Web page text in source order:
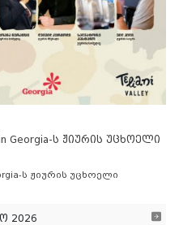
in Georgia-ს ჟიურის უცხოელი
ს ჟიურის უცხოელი
2026